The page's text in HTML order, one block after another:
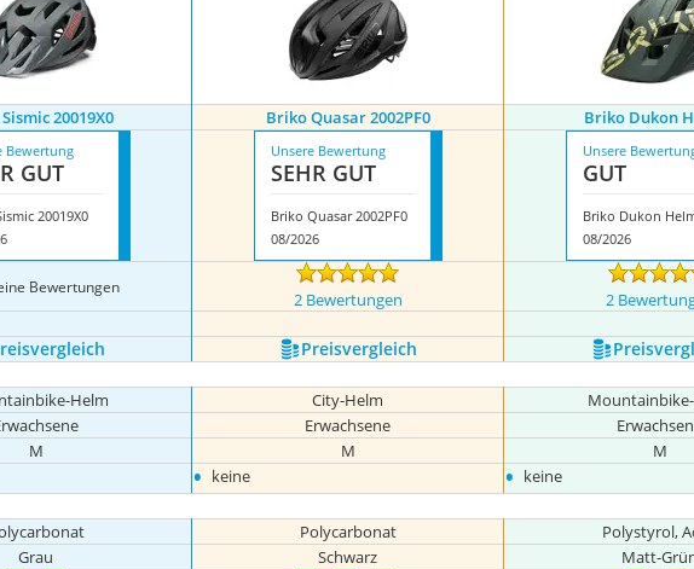
20019X0 Briko Quasar 2002PF0 Briko Dukon
Bewertung
GUT
20019X0
Unsere Bewertung
SEHR GUT
Briko Quasar 2002PF0
08/2026
Unsere
GUT
Briko Dukon
08/2026
Bewertungen
2 Bewertungen 2
Preis­vergleich
Helm City-Helm
Erwachsene
M M M
• keine • keine
Polycarbonat Polystyrol,
Grau Schwarz Matt-